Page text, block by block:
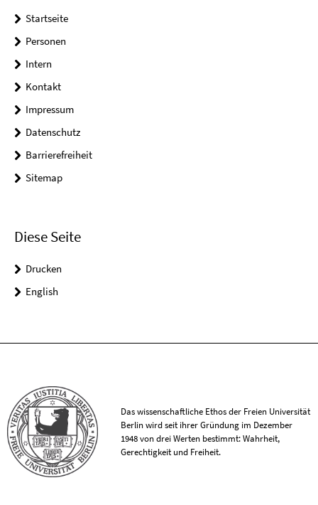
Startseite
Personen
Intern
Kontakt
Impressum
Datenschutz
Barrierefreiheit
Sitemap
Diese Seite
Drucken
English
Das wissenschaftliche Ethos der Freien Universität
Berlin wird seit ihrer Gründung im Dezember
1948 von drei Werten bestimmt: Wahrheit,
Gerechtigkeit und Freiheit.